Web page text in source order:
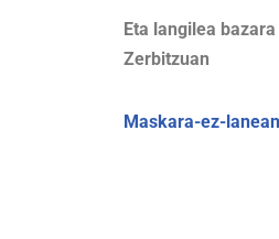
Eta langilea
Zerbitzuan
Maskara-ez-lanean